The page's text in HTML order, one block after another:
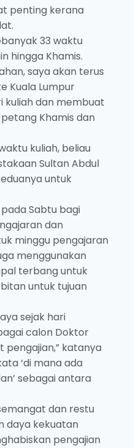
penting kerana
33 waktu
hingga Khamis.
saya akan terus
Kuala Lumpur
kuliah dan membuat
Khamis dan
kuliah, beliau
Sultan Abdul
untuk
pada Sabtu bagi
dan
minggu pengajaran
menggunakan
terbang untuk
untuk tujuan
sejak hari
calon Doktor
pengajian,” katanya
‘di mana ada
sebagai antara
dan restu
daya kekuatan
pengajian